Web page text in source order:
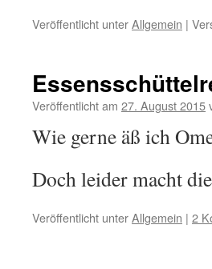
Veröffentlicht unterAllgemein |
Veröffentlicht am 27. August 2015
Wie gerne äß ich
Doch leider macht
Veröffentlicht unterAllgemein | 2